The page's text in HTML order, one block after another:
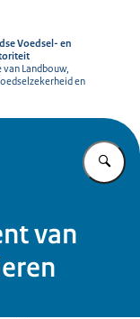
Voedsel- en
Landbouw,
en
van